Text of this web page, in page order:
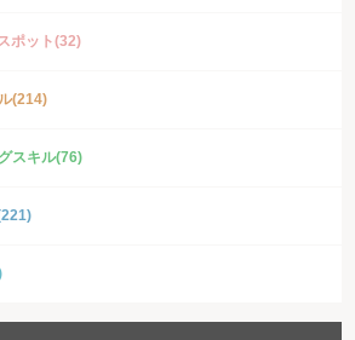
ポット(32)
(214)
スキル(76)